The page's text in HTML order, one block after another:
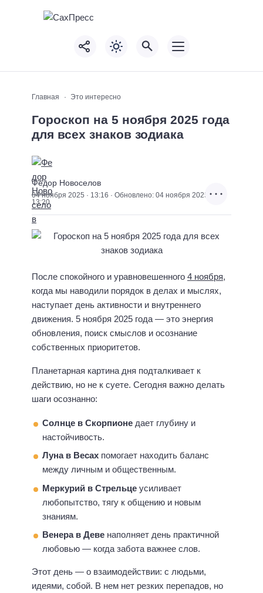
Главная Это интересно
Гороскоп на 5 ноября 2025 года
для всех знаков зодиака
Федор Новоселов
04 ноября 2025 · 13:16 · Обновлено: 04 ноября 2025 ·
13:20
После спокойного и уравновешенного 4 ноября,
когда мы наводили порядок в делах и мыслях,
наступает день активности и внутреннего
движения. 5 ноября 2025 года — это энергия
обновления, поиск смыслов и осознание
собственных приоритетов.
Планетарная картина дня подталкивает к
действию, но не к суете. Сегодня важно делать
шаги осознанно:
Солнце в Скорпионе дает глубину и
настойчивость.
Луна в Весах помогает находить баланс
между личным и общественным.
Меркурий в Стрельце усиливает
любопытство, тягу к общению и новым
знаниям.
Венера в Деве наполняет день практичной
любовью — когда забота важнее слов.
Этот день — о взаимодействии: с людьми,
идеями, собой. В нем нет резких перепадов, но